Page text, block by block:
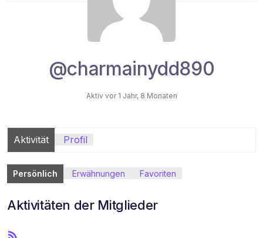
@charmainydd890
Aktiv vor 1 Jahr, 8 Monaten
Aktivität Profil
Persönlich Erwähnungen Favoriten
Aktivitäten der Mitglieder